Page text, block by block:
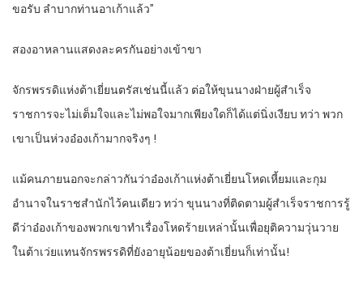
ขอรับ ลำบากท่านอาเก้าแล้ว”
สองอาหลานแสดงละครกันอย่างเข้าขา
จักรพรรดิแห่งต้าเยี่ยนตรัสเช่นนี้แล้ว ต่อให้ขุนนางฝ่ายผู้สำเร็จ
ราชการจะไม่เต็มใจและไม่พอใจมากเพียงใดก็ได้แต่นิ่งเงียบ ทว่า พวก
เขาเป็นห่วงอ๋องเก้ามากจริงๆ !
แม้คนภายนอกจะกล่าวกันว่าอ๋องเก้าแห่งต้าเยี่ยนโหดเหี้ยมและกุม
อำนาจในราชสำนักไว้คนเดียว ทว่า ขุนนางที่ติดตามผู้สำเร็จราชการรู้
ดีว่าอ๋องเก้าของพวกเขาทำเรื่องโหดร้ายเหล่านั้นเพื่อยุติความวุ่นวาย
ในต้าเว่ยแทนจักรพรรดิที่ยังอายุน้อยของต้าเยี่ยนก็เท่านั้น!